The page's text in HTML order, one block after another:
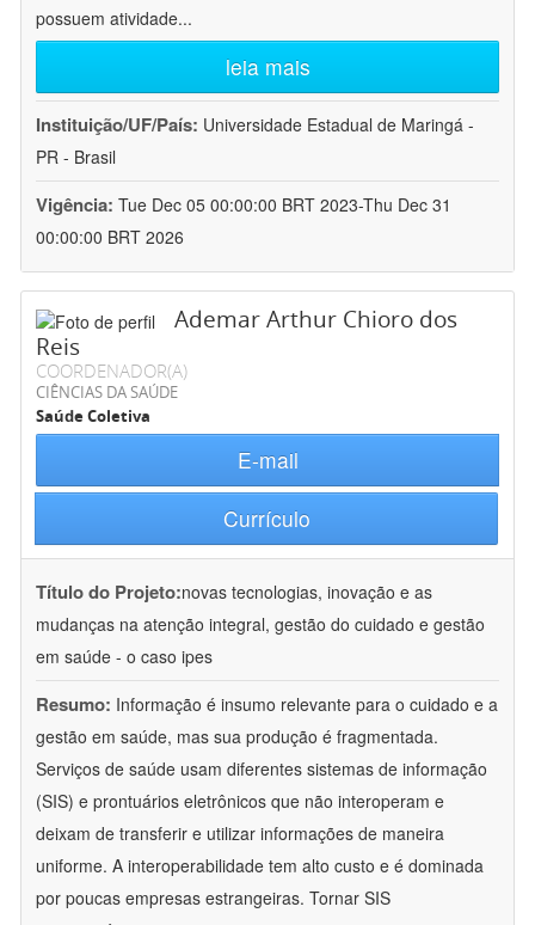
possuem atividade...
leia mais
Instituição/UF/País: Universidade Estadual de Maringá -
PR - Brasil
Vigência: Tue Dec 05 00:00:00 BRT 2023-Thu Dec 31
00:00:00 BRT 2026
Ademar Arthur Chioro dos
Reis
COORDENADOR(A)
CIÊNCIAS DA SAÚDE
Saúde Coletiva
E-mail
Currículo
Título do Projeto:novas tecnologias, inovação e as
mudanças na atenção integral, gestão do cuidado e gestão
em saúde - o caso ipes
Resumo: Informação é insumo relevante para o cuidado e a
gestão em saúde, mas sua produção é fragmentada.
Serviços de saúde usam diferentes sistemas de informação
(SIS) e prontuários eletrônicos que não interoperam e
deixam de transferir e utilizar informações de maneira
uniforme. A interoperabilidade tem alto custo e é dominada
por poucas empresas estrangeiras. Tornar SIS